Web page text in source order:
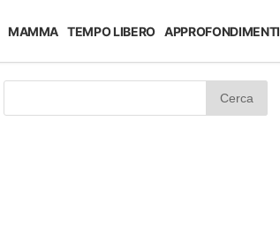
MAMMA TEMPO LIBERO APPROFONDIMENTI